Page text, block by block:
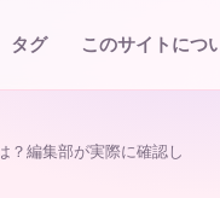
タグ このサイトにつ
？編集部が実際に確認し